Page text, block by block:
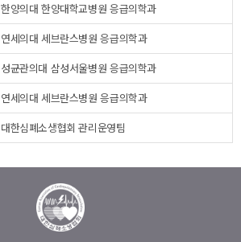
한양의대 한양대학교병원 응급의학과
연세의대 세브란스병원 응급의학과
성균관의대 삼성서울병원 응급의학과
연세의대 세브란스병원 응급의학과
대한심폐소생협회 관리운영팀